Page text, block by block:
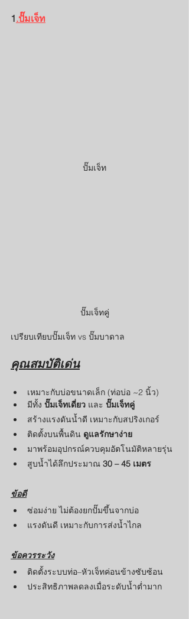
1.ปั๊มเจ็ท
ปั๊มเจ็ท
ปั๊มเจ็ทคู่
เปรียบเทียบปั๊มเจ็ท vs ปั๊มบาดาล
คุณสมบัติเด่น
เหมาะกับบ่อขนาดเล็ก (ท่อบ่อ ~2 นิ้ว)
มีทั้ง ปั๊มเจ็ทเดี่ยว และ ปั๊มเจ็ทคู่
สร้างแรงดันน้ำดี เหมาะกับสปริงเกอร์
ติดตั้งบนพื้นดิน ดูแลรักษาง่าย
มาพร้อมอุปกรณ์ควบคุมอัตโนมัติหลายรุ่น
สูบน้ำได้ลึกประมาณ 30 – 45 เมตร
ข้อดี
ซ่อมง่าย ไม่ต้องยกปั๊มขึ้นจากบ่อ
แรงดันดี เหมาะกับการส่งน้ำไกล
ข้อควรระวัง
ติดตั้งระบบท่อ–หัวเจ็ทค่อนข้างซับซ้อน
ประสิทธิภาพลดลงเมื่อระดับน้ำต่ำมาก